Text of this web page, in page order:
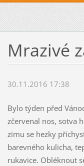
Mrazivé
30.11.2016 17:38
Bylo týden před
zčervenal nos, sotva
zimu se hezky
barevného kulicha,
rukavice. Obléknout